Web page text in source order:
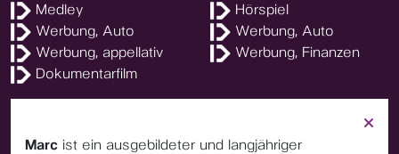
Marc ist ein ausgebildeter und langjähriger
Medley
Hörspiel
Werbung, Auto
Werbung, Auto
Werbung, appellativ
Werbung, Finanzen
Dokumentarfilm